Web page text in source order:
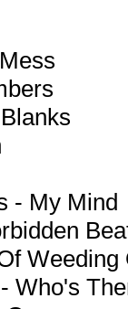
- My Mind
Whо's